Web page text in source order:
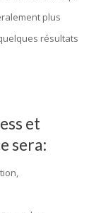
plus
résultats
et
sera: